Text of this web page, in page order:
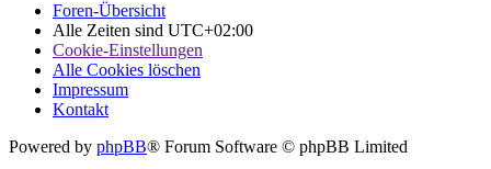
Foren-Übersicht
Alle Zeiten sind UTC+02:00
Cookie-Einstellungen
Alle Cookies löschen
Impressum
Kontakt
Powered by phpBB® Forum Software © phpBB Limited